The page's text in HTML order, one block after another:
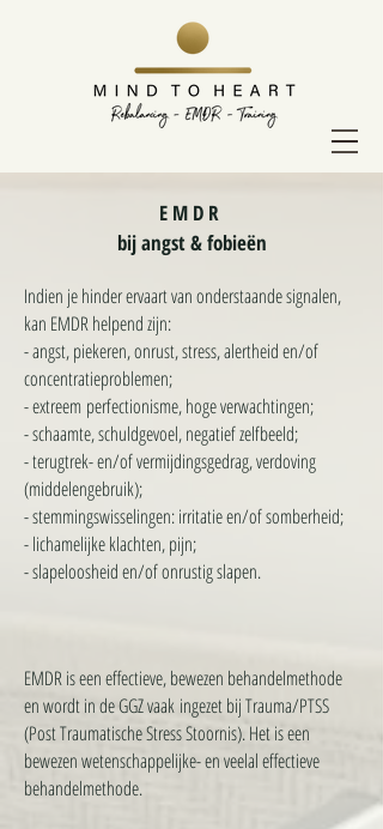
E M D R
bij angst & fobieën
Indien je hinder ervaart van onderstaande signalen,
kan EMDR helpend zijn:
- angst, piekeren, onrust, stress, alertheid en/of
concentratieproblemen;
- extreem perfectionisme, hoge verwachtingen;
- schaamte, schuldgevoel, negatief zelfbeeld;
- terugtrek- en/of vermijdingsgedrag, verdoving
(middelengebruik);
- stemmingswisselingen: irritatie en/of somberheid;
- lichamelijke klachten, pijn;
- slapeloosheid en/of onrustig slapen.
EMDR is een effectieve, bewezen behandelmethode
en wordt in de GGZ vaak ingezet bij Trauma/PTSS
(Post Traumatische Stress Stoornis). Het is een
bewezen wetenschappelijke- en veelal effectieve
behandelmethode.